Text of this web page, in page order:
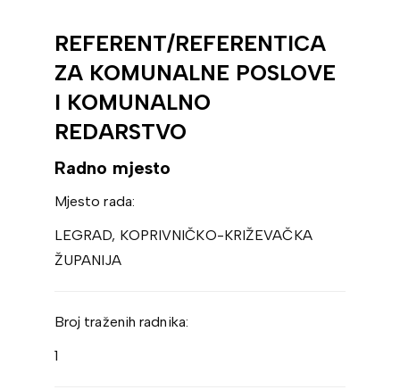
REFERENT/REFERENTICA
ZA KOMUNALNE POSLOVE
I KOMUNALNO
REDARSTVO
Radno mjesto
Mjesto rada:
LEGRAD, KOPRIVNIČKO-KRIŽEVAČKA
ŽUPANIJA
Broj traženih radnika:
1